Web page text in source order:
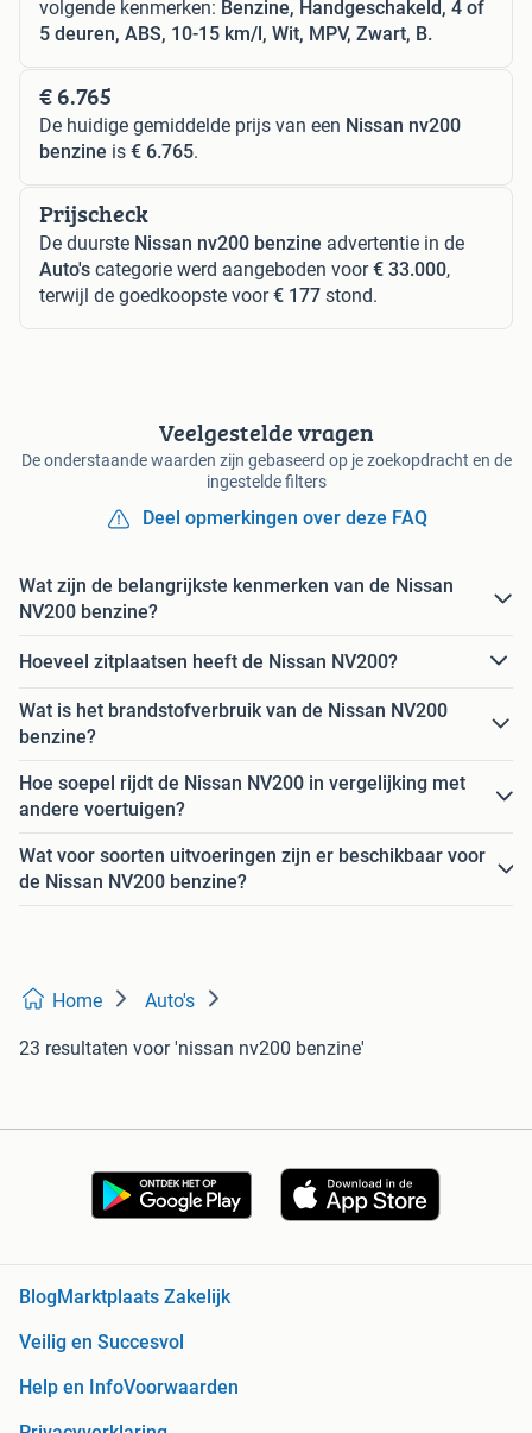
volgende kenmerken: Benzine, Handgeschakeld, 4 of
5 deuren, ABS, 10-15 km/l, Wit, MPV, Zwart, B.
€ 6.765
De huidige gemiddelde prijs van een Nissan nv200
benzine is € 6.765.
Prijscheck
De duurste Nissan nv200 benzine advertentie in de
Auto's categorie werd aangeboden voor€ 33.000,
terwijl de goedkoopste voor€ 177 stond.
Veelgestelde vragen
De onderstaande waarden zijn gebaseerd op je zoekopdracht en de
ingestelde filters
Deel opmerkingen over deze FAQ
Wat zijn de belangrijkste kenmerken van de Nissan
NV200 benzine?
Hoeveel zitplaatsen heeft de Nissan NV200?
Wat is het brandstofverbruik van de Nissan NV200
benzine?
Hoe soepel rijdt de Nissan NV200 in vergelijking met
andere voertuigen?
Wat voor soorten uitvoeringen zijn er beschikbaar voor
de Nissan NV200 benzine?
Home Auto's
23 resultaten voor 'nissan nv200 benzine'
Blog Marktplaats Zakelijk
Veilig en Succesvol
Help en InfoVoorwaarden